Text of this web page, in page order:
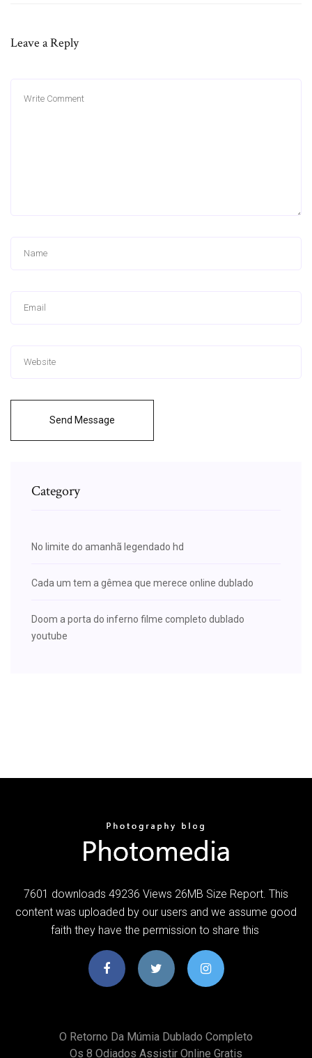
Leave a Reply
Send Message
Category
No limite do amanhã legendado hd
Cada um tem a gêmea que merece online dublado
Doom a porta do inferno filme completo dublado
youtube
7601 downloads 49236 Views 26MB Size Report. This
content was uploaded by our users and we assume good
faith they have the permission to share this
O Retorno Da Múmia Dublado Completo
Os 8 Odiados Assistir Online Gratis